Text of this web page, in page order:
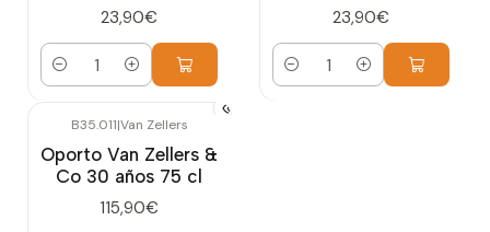
23,90€
Cantidad
23,90€
Cantidad
B35.011|Van Zellers
Oporto Van Zellers &
Co 30 años 75 cl
115,90€